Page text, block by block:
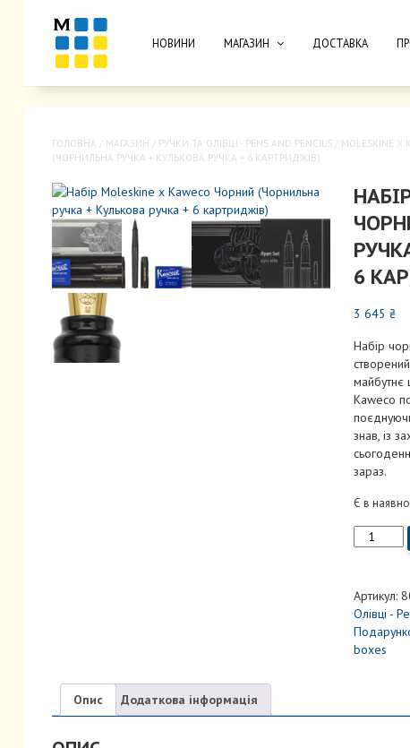
НОВИНИ МАГАЗИН ДОСТАВКА
ГОЛОВНА / МАГАЗИН / РУЧКИ ТА ОЛІВЦІ - PENS AND PENCILS / MOLESKINE X
(ЧОРНИЛЬНА РУЧКА + КУЛЬКОВА РУЧКА + 6 КАРТРИДЖІВ)
6
3 645 ₴
Набір
майбутнє
Kaweco
знав, із
зараз.
Є в
Набір
Moleskine
Kaweco
Чорний
ручка
+
+
Артикул:
Олівці -
boxes
Опис Додаткова інформація